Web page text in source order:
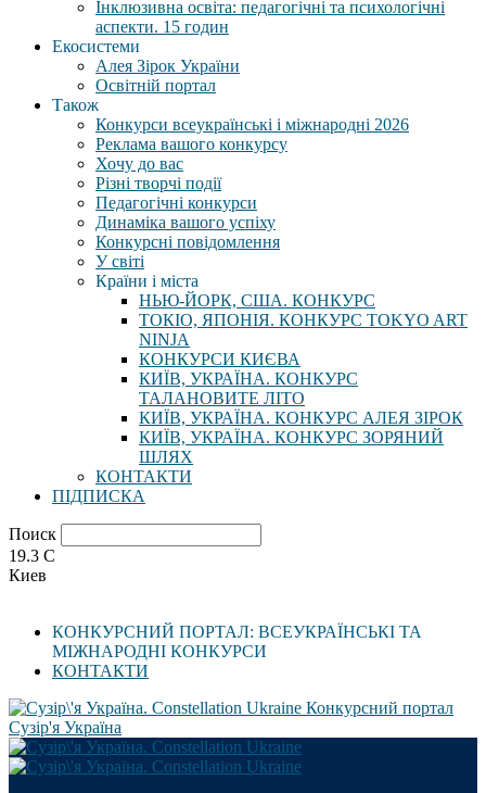
Інклюзивна освіта: педагогічні та психологічні
аспекти. 15 годин
Екосистеми
Алея Зірок України
Освітній портал
Також
Конкурси всеукраїнські і міжнародні 2026
Реклама вашого конкурсу
Хочу до вас
Різні творчі події
Педагогічні конкурси
Динаміка вашого успіху
Конкурсні повідомлення
У світі
Країни і міста
НЬЮ-ЙОРК, США. КОНКУРС
ТОКІО, ЯПОНІЯ. КОНКУРС TOKYO ART
NINJA
КОНКУРСИ КИЄВА
КИЇВ, УКРАЇНА. КОНКУРС
ТАЛАНОВИТЕ ЛІТО
КИЇВ, УКРАЇНА. КОНКУРС АЛЕЯ ЗІРОК
КИЇВ, УКРАЇНА. КОНКУРС ЗОРЯНИЙ
ШЛЯХ
КОНТАКТИ
ПІДПИСКА
Поиск
19.3 C
Киев
КОНКУРСНИЙ ПОРТАЛ: ВСЕУКРАЇНСЬКІ ТА
МІЖНАРОДНІ КОНКУРСИ
КОНТАКТИ
Конкурсний портал
Сузір'я Україна